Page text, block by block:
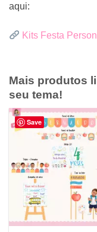
aqui:
Kits Festa
Mais produtos
seu tema!
Save